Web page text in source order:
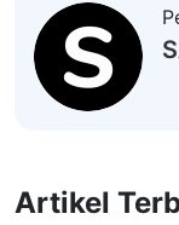
Artikel